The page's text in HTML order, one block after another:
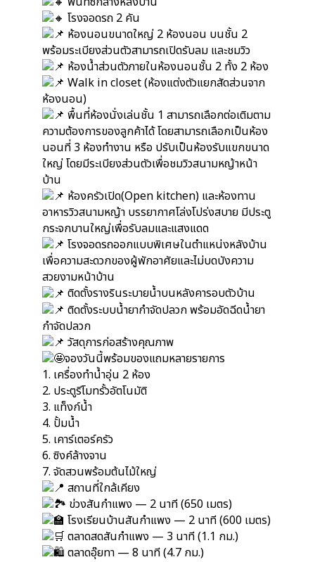
โรงจอดรถ 2 คัน
ห้องนอนขนาดใหญ่ 2 ห้องนอน บนชั้น 2
พร้อมระเบียงส่วนตัวสามารถเปิดรับลม และชมวิว
ห้องน้ำส่วนตัวภายในห้องนอนชั้น 2 ทั้ง 2 ห้อง
Walk in closet (ห้องแต่งตัวแยกสัดส่วนจาก
ห้องนอน)
พื้นที่ห้องนั่งเล่นชั้น 1 สามารถเลือกต่อเติมตาม
ความต้องการของลูกค้าได้ โดยสามารถเลือกเป็นห้อง
นอนที่ 3 ห้องทำงาน หรือ ปรับเป็นห้องรับแขกขนาด
ใหญ่ โดยมีระเบียงส่วนตัวเพื่อชมวิวสนามหญ้าหน้า
บ้าน
ห้องครัวเปิด(Open kitchen) และห้องทาน
อาหารวิวสนามหญ้า บรรยากาศโล่งโปร่งสบาย มีประตู
กระจกบานใหญ่เพื่อรับลมและแสงแดด
โรงจอดรถออกแบบพิเศษในตำแหน่งหลังบ้าน
เพื่อความสะดวกของผู้พักอาศัยและไม่บดบังความ
สวยงามหน้าบ้าน
ติดตั้งรางรินระบายน้ำบนหลังคารอบตัวบ้าน
ติดตั้งระบบน้ำยากำจัดปลวก พร้อมอัดฉีดน้ำยา
กำจัดปลวก
วัสดุการก่อสร้างคุณภาพ
จองวันนี้พร้อมของแถมหลายรายการ
1. เครื่องทำน้ำอุ่น 2 ห้อง
2. ประตูรีโมทรั้วอัตโนมัติ
3. แท็งก์น้ำ
4. ปั้มน้ำ
5. เคาร์เตอร์ครัว
6. ซิงค์ล้างจาน
7. จัดสวนพร้อมต้นไม้ใหญ่
สถานที่ใกล้เคียง
ข่วงสันกำแพง — 2 นาที (650 เมตร)
โรงเรียนบ้านสันกำแพง — 2 นาที (600 เมตร)
ตลาดสดสันกำแพง — 3 นาที (1.1 กม.)
ตลาดอุ๊ยทา — 8 นาที (4.7 กม.)